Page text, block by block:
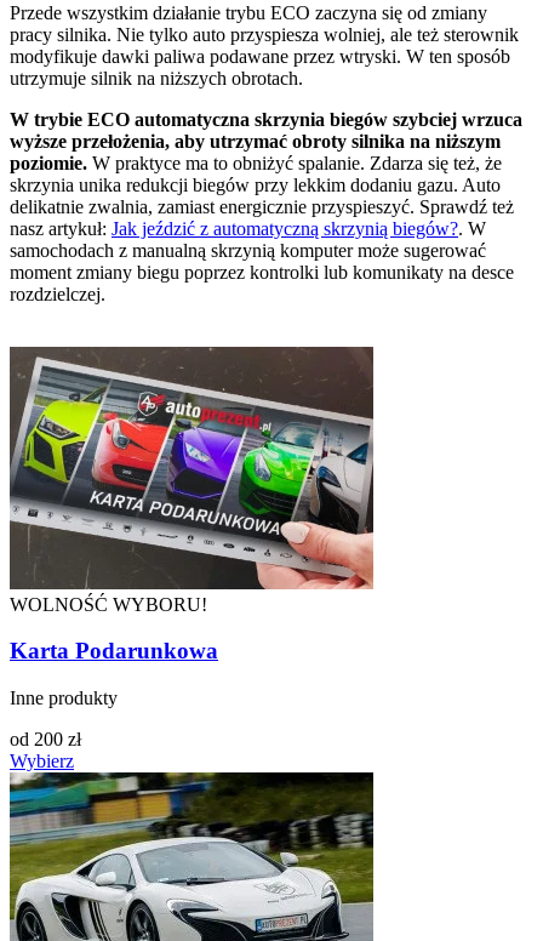
Przede wszystkim działanie trybu ECO zaczyna się od zmiany
pracy silnika. Nie tylko auto przyspiesza wolniej, ale też sterownik
modyfikuje dawki paliwa podawane przez wtryski. W ten sposób
utrzymuje silnik na niższych obrotach.
W trybie ECO automatyczna skrzynia biegów szybciej wrzuca
wyższe przełożenia, aby utrzymać obroty silnika na niższym
poziomie. W praktyce ma to obniżyć spalanie. Zdarza się też, że
skrzynia unika redukcji biegów przy lekkim dodaniu gazu. Auto
delikatnie zwalnia, zamiast energicznie przyspieszyć. Sprawdź też
nasz artykuł: Jak jeździć z automatyczną skrzynią biegów?. W
samochodach z manualną skrzynią komputer może sugerować
moment zmiany biegu poprzez kontrolki lub komunikaty na desce
rozdzielczej.
WOLNOŚĆ WYBORU!
Karta Podarunkowa
Inne produkty
od 200 zł
Wybierz